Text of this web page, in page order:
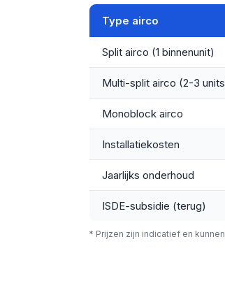
Type airco
Split airco (1 binnenunit)
Multi-split airco (2-3
Monoblock airco
Installatiekosten
Jaarlijks onderhoud
ISDE-subsidie (terug)
* Prijzen zijn indicatief en